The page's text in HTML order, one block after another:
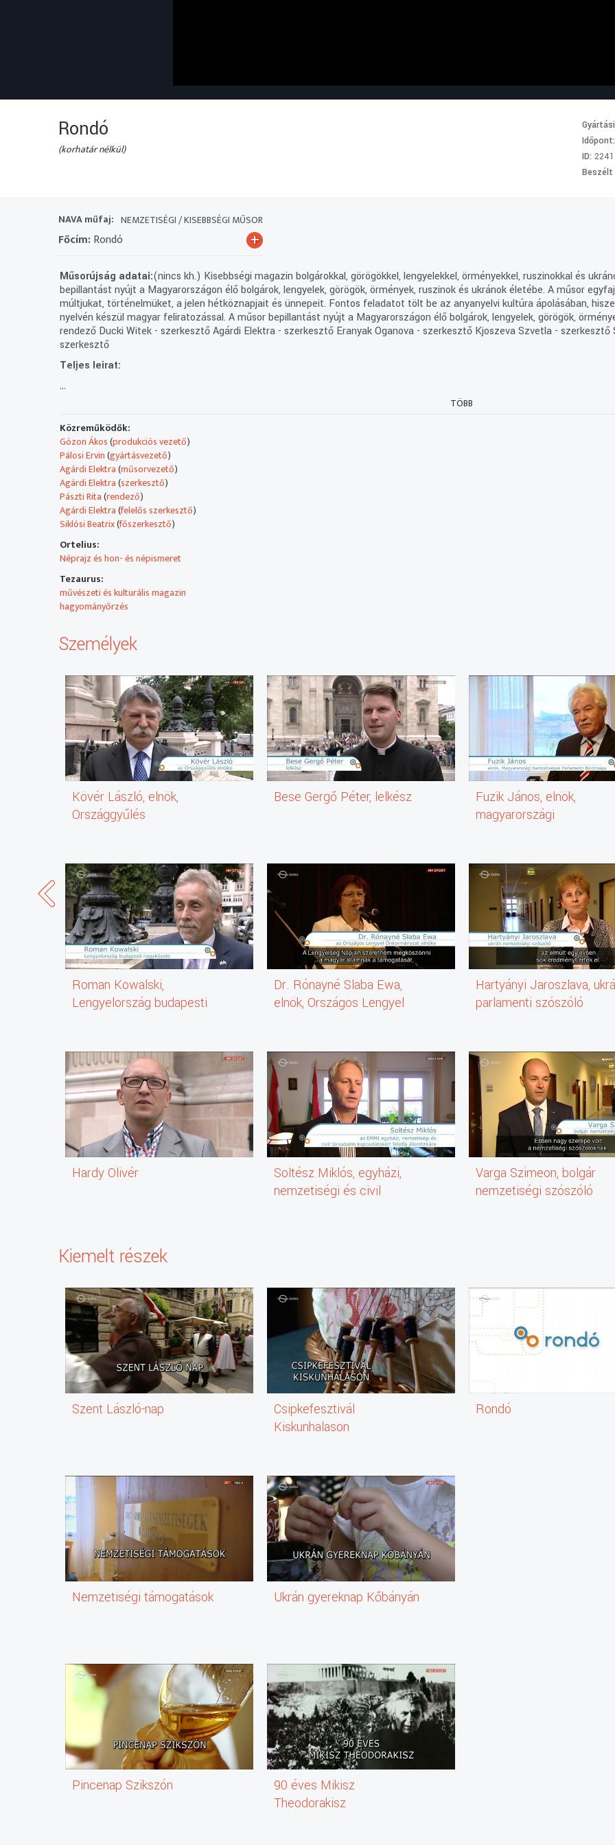
Rondó
(korhatár nélkül)
ID:
NAVA műfaj: NEMZETISÉGI / KISEBBSÉGI MŰSOR
Főcím:Rondó +
Műsorújság adatai:(nincs kh.) Kisebbségi magazin bolgárokkal, görögökkel, lengyelekkel, örményekkel, ruszinokkal és
bepillantást nyújt a Magyarországon élő bolgárok, lengyelek, görögök, örmények, ruszinok és ukránok életébe. A műsor
múltjukat, történelmüket, a jelen hétköznapjait és ünnepeit. Fontos feladatot tölt be az anyanyelvi kultúra ápolásában,
nyelvén készül magyar feliratozással. A műsor bepillantást nyújt a Magyarországon élő bolgárok, lengyelek, görögök,
rendező Ducki Witek - szerkesztő Agárdi Elektra - szerkesztő Eranyak Oganova - szerkesztő Kjoszeva Szvetla -
szerkesztő
Teljes leirat:
...
TÖBB
Közreműködők:
Gózon Ákos(produkciós vezető)
Pálosi Ervin(gyártásvezető)
Agárdi Elektra(műsorvezető)
Agárdi Elektra(szerkesztő)
Pászti Rita(rendező)
Agárdi Elektra(felelős szerkesztő)
Siklósi Beatrix(főszerkesztő)
Ortelius:
Néprajz és hon- és népismeret
Tezaurus:
művészeti és kulturális magazin
hagyományőrzés
Személyek
Kövér László, elnök,
Országgyűlés
Roman Kowalski,
Lengyelország budapesti
Hardy Olivér
Bese Gergő Péter, lelkész
Dr. Rónayné Slaba Ewa,
elnök, Országos Lengyel
Soltész Miklós, egyházi,
nemzetiségi és civil
Fuzik János, elnök,
magyarországi
Hartyányi Jaroszlava,
parlamenti szószóló
Varga Szimeon, bolgár
nemzetiségi szószóló
Kiemelt részek
Szent László-nap
Nemzetiségi támogatások
Pincenap Szikszón
Csipkefesztivál
Kiskunhalason
Ukrán gyereknap Kőbányán
90 éves Mikisz
Theodorakisz
Rondó